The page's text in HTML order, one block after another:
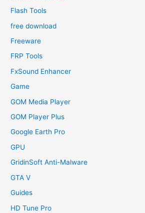
Flash Tools
free download
Freeware
FRP Tools
FxSound Enhancer
Game
GOM Media Player
GOM Player Plus
Google Earth Pro
GPU
GridinSoft Anti-Malware
GTA V
Guides
HD Tune Pro